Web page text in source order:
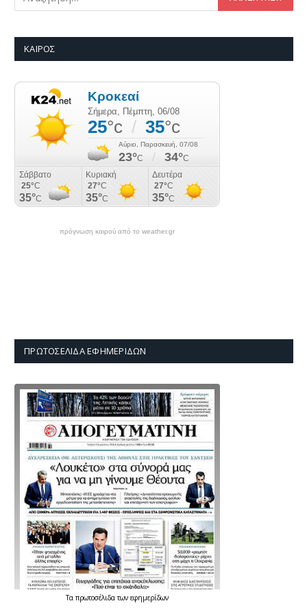
ΚΑΙΡΌΣ
πρόγνωση καιρού από το weather.gr
ΠΡΩΤΟΣΈΛΙΔΑ ΕΦΗΜΕΡΊΔΩΝ
Τα πρωτοσέλιδατων εφημερίδων